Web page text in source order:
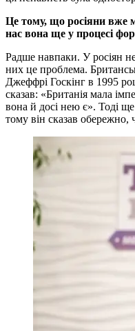
Це тому, що росіяни вже
нас вона ще у процесі
Радше навпаки. У росіян
них це проблема.
Джеффрі Госкінг в 1995
сказав: «Британія мала
вона й досі нею є». Тоді
тому він сказав обережно,